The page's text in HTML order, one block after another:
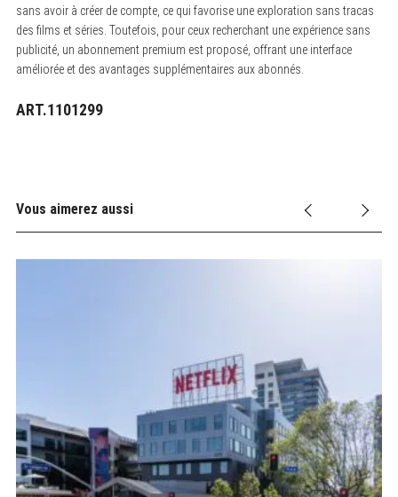
sans avoir à créer de compte, ce qui favorise une exploration sans tracas
des films et séries. Toutefois, pour ceux recherchant une expérience sans
publicité, un abonnement premium est proposé, offrant une interface
améliorée et des avantages supplémentaires aux abonnés.
ART.1101299
Vous aimerez aussi